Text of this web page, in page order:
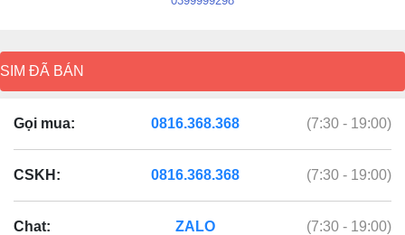
SIM ĐÃ BÁN
Gọi mua: 0816.368.368 (7:30 - 19:00)
CSKH: 0816.368.368 (7:30 - 19:00)
Chat: ZALO (7:30 - 19:00)